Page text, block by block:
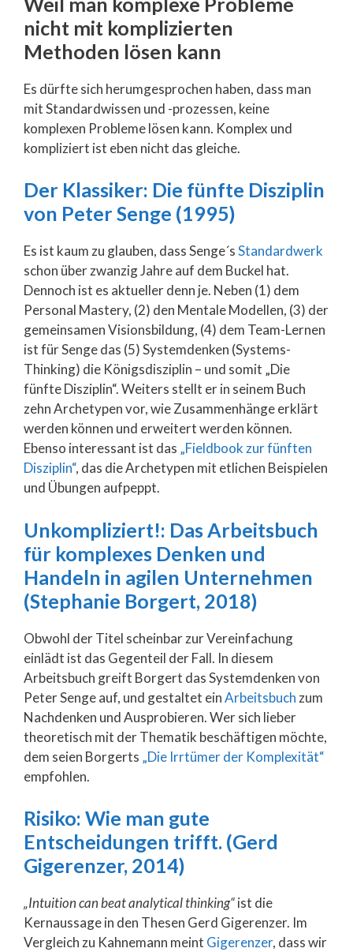
nicht mit komplizierten
Methoden lösen kann
Es dürfte sich herumgesprochen haben, dass man
mit Standardwissen und -prozessen, keine
komplexen Probleme lösen kann. Komplex und
kompliziert ist eben nicht das gleiche.
Der Klassiker: Die fünfte Disziplin
von Peter Senge (1995)
Es ist kaum zu glauben, dass Senge´sStandardwerk
schon über zwanzig Jahre auf dem Buckel hat.
Dennoch ist es aktueller denn je. Neben (1) dem
Personal Mastery, (2) den Mentale Modellen, (3) der
gemeinsamen Visionsbildung, (4) dem Team-Lernen
ist für Senge das (5) Systemdenken (Systems-
Thinking) die Königsdisziplin – und somit „Die
fünfte Disziplin“. Weiters stellt er in seinem Buch
zehn Archetypen vor, wie Zusammenhänge erklärt
werden können und erweitert werden können.
Ebenso interessant ist das „Fieldbook zur fünften
Disziplin“, das die Archetypen mit etlichen Beispielen
und Übungen aufpeppt.
Unkompliziert!: Das Arbeitsbuch
für komplexes Denken und
Handeln in agilen Unternehmen
(Stephanie Borgert, 2018)
Obwohl der Titel scheinbar zur Vereinfachung
einlädt ist das Gegenteil der Fall. In diesem
Arbeitsbuch greift Borgert das Systemdenken von
Peter Senge auf, und gestaltet einArbeitsbuch zum
Nachdenken und Ausprobieren. Wer sich lieber
theoretisch mit der Thematik beschäftigen möchte,
dem seien Borgerts „Die Irrtümer der Komplexität“
empfohlen.
Risiko: Wie man gute
Entscheidungen trifft. (Gerd
Gigerenzer, 2014)
„Intuition can beat analytical thinking“ist die
Kernaussage in den Thesen Gerd Gigerenzer. Im
Vergleich zu Kahnemann meint Gigerenzer, dass wir